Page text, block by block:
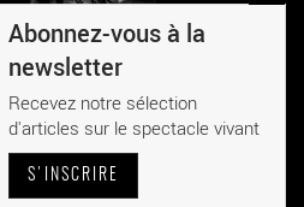
Abonnez-vous à la
newsletter
Recevez notre sélection
d'articles sur le spectacle vivant
S'INSCRIRE